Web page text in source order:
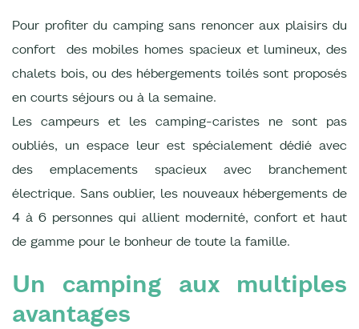
Pour profiter du camping sans renoncer aux plaisirs du
confort des mobiles homes spacieux et lumineux, des
chalets bois, ou des hébergements toilés sont proposés
en courts séjours ou à la semaine.
Les campeurs et les camping-caristes ne sont pas
oubliés, un espace leur est spécialement dédié avec
des emplacements spacieux avec branchement
électrique. Sans oublier, les nouveaux hébergements de
4 à 6 personnes qui allient modernité, confort et haut
de gamme pour le bonheur de toute la famille.
Un camping aux multiples
avantages